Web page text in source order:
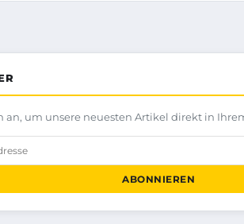
an, um unsere neuesten Artikel direkt in
ABONNIEREN